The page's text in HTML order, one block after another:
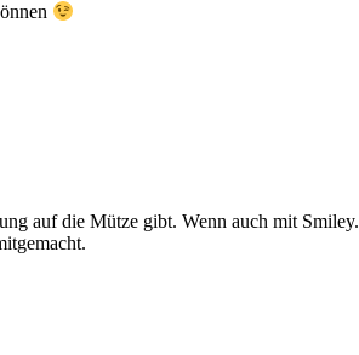
auf die Mütze gibt. Wenn auch mit Smiley.